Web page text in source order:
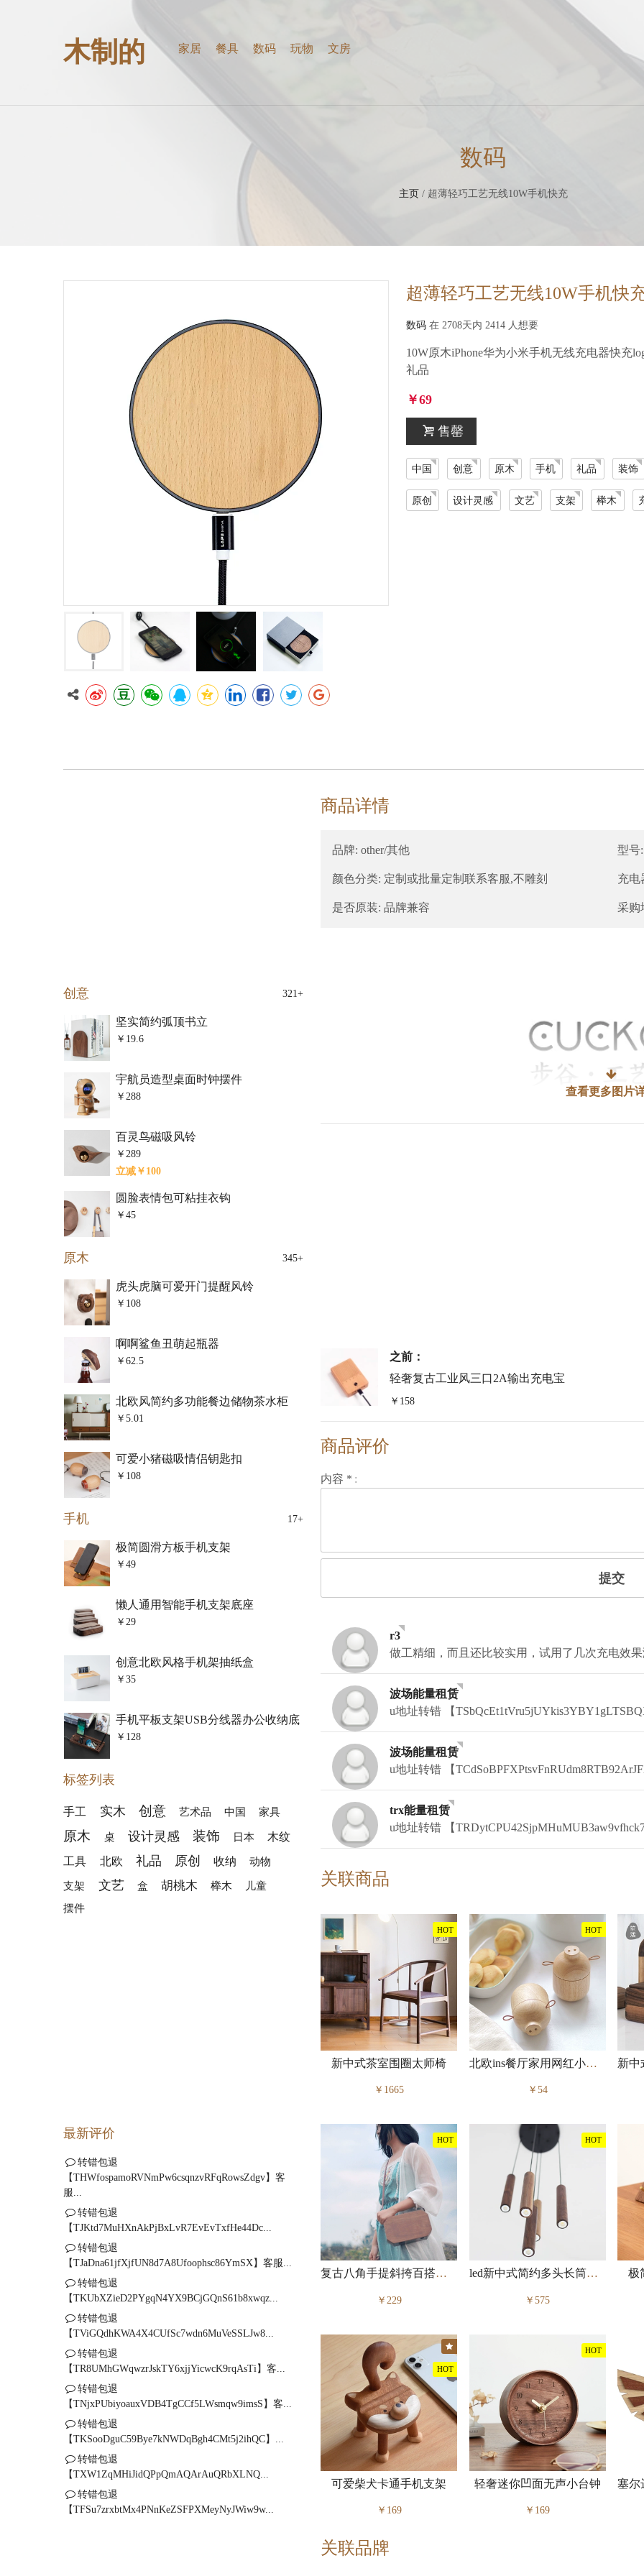
木制的 家居 餐具 数码 玩物 文房
数码
主页/ 超薄轻巧工艺无线10W手机快充
博 豆 微 鹅 ★ 领 脸 推 谷
超薄轻巧工艺无线10W手机快
数码在 2708天内 2414 人想要
10W原木iPhone华为小米手机无线充电器快充
礼品
￥69
售罄
中国 创意 原木 手机 礼品 装饰
原创 设计灵感 文艺 支架 榉木
商品详情
品牌: other/其他 型号
颜色分类: 定制或批量定制联系客服,不雕刻 充电
是否原装: 品牌兼容 采购
↓
查看更多图片
之前：
轻奢复古工业风三口2A输出充电宝
￥158
商品评价
内容 *
提交
r3
做工精细，而且还比较实用，试用了几次充电效
波场能量租赁
u地址转错 【
波场能量租赁
u地址转错 【
trx能量租赁
u地址转错 【
关联商品
新中式茶室围圈太师椅
￥1665
HOT
北欧ins餐厅家用网红小猪牙签筒
￥54
HOT
复古八角手提斜挎百搭医生包
￥229
HOT
led新中式简约多头长筒吊灯
￥575
HOT
极
可爱柴犬卡通手机支架
￥169
★
HOT
轻奢迷你凹面无声小台钟
￥169
HOT
关联品牌
321+
创意
坚实简约弧顶书立
￥19.6
宇航员造型桌面时钟摆件
￥288
百灵鸟磁吸风铃
￥289
立减￥100
圆脸表情包可粘挂衣钩
￥45
345+
原木
虎头虎脑可爱开门提醒风铃
￥108
啊啊鲨鱼丑萌起瓶器
￥62.5
北欧风简约多功能餐边储物茶水柜
￥5.01
可爱小猪磁吸情侣钥匙扣
￥108
17+
手机
极简圆滑方板手机支架
￥49
懒人通用智能手机支架底座
￥29
创意北欧风格手机架抽纸盒
￥35
手机平板支架USB分线器办公收纳底
座
￥128
标签列表
手工 实木 创意 艺术品 中国 家具
原木 桌 设计灵感 装饰 日本 木纹
工具 北欧 礼品 原创 收纳 动物
支架 文艺 盒 胡桃木 榉木 儿童
摆件
最新评价
转错包退
【THWfospamoRVNmPw6csqnzvRFqRowsZdgv】客
服...
转错包退
【TJKtd7MuHXnAkPjBxLvR7EvEvTxfHe44Dc...
转错包退
【TJaDna61jfXjfUN8d7A8Ufoophsc86YmSX】客服...
转错包退
【TKUbXZieD2PYgqN4YX9BCjGQnS61b8xwqz...
转错包退
【TViGQdhKWA4X4CUfSc7wdn6MuVeSSLJw8...
转错包退
【TR8UMhGWqwzrJskTY6xjjYicwcK9rqAsTi】客...
转错包退
【TNjxPUbiyoauxVDB4TgCCf5LWsmqw9imsS】客...
转错包退
【TKSooDguC59Bye7kNWDqBgh4CMt5j2ihQC】...
转错包退
【TXW1ZqMHiJidQPpQmAQArAuQRbXLNQ...
转错包退
【TFSu7zrxbtMx4PNnKeZSFPXMeyNyJWiw9w...